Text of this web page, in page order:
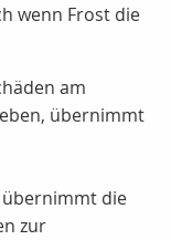
wenn Frost die
am
übernimmt
die
zur